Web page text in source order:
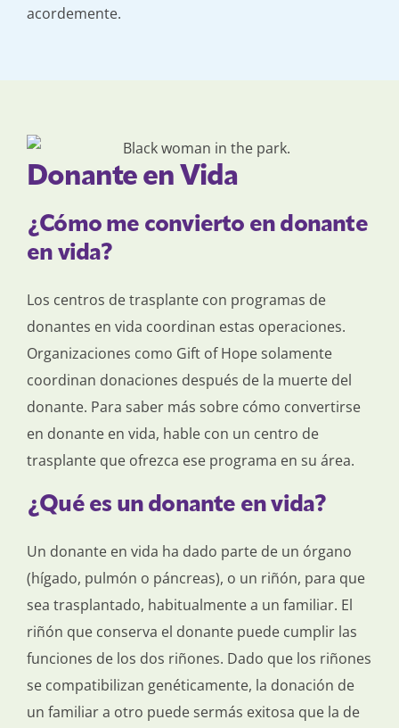
acordemente.
Donante en Vida
¿Cómo me convierto en donante
en vida?
Los centros de trasplante con programas de
donantes en vida coordinan estas operaciones.
Organizaciones como Gift of Hope solamente
coordinan donaciones después de la muerte del
donante. Para saber más sobre cómo convertirse
en donante en vida, hable con un centro de
trasplante que ofrezca ese programa en su área.
¿Qué es un donante en vida?
Un donante en vida ha dado parte de un órgano
(hígado, pulmón o páncreas), o un riñón, para que
sea trasplantado, habitualmente a un familiar. El
riñón que conserva el donante puede cumplir las
funciones de los dos riñones. Dado que los riñones
se compatibilizan genéticamente, la donación de
un familiar a otro puede sermás exitosa que la de